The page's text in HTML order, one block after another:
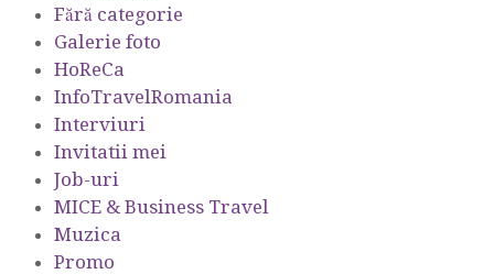
Fără categorie
Galerie foto
HoReCa
InfoTravelRomania
Interviuri
Invitatii mei
Job-uri
MICE & Business Travel
Muzica
Promo